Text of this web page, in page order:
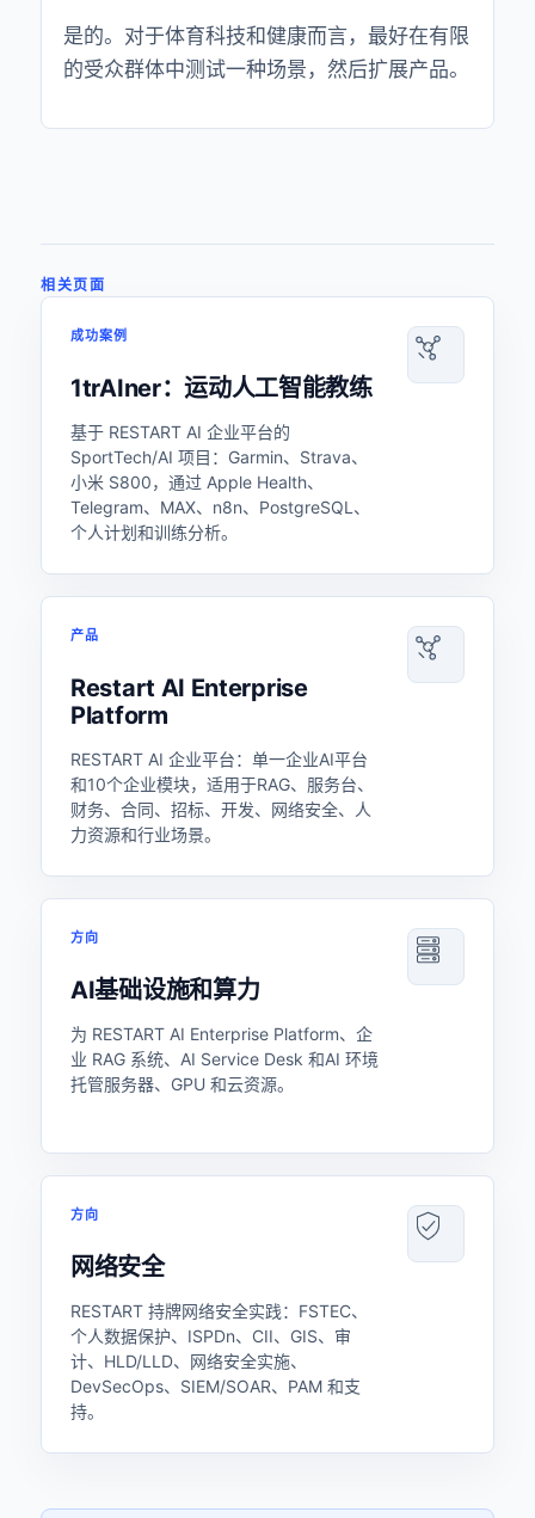
是的。对于体育科技和健康而言，最好在有限
的受众群体中测试一种场景，然后扩展产品。
相关页面
成功案例
1trAIner：运动人工智能教练
基于 RESTART AI 企业平台的
SportTech/AI 项目：Garmin、Strava、
小米 S800，通过 Apple Health、
Telegram、MAX、n8n、PostgreSQL、
个人计划和训练分析。
产品
Restart AI Enterprise
Platform
RESTART AI 企业平台：单一企业AI平台
和10个企业模块，适用于RAG、服务台、
财务、合同、招标、开发、网络安全、人
力资源和行业场景。
方向
AI基础设施和算力
为 RESTART AI Enterprise Platform、企
业 RAG 系统、AI Service Desk 和AI 环境
托管服务器、GPU 和云资源。
方向
网络安全
RESTART 持牌网络安全实践：FSTEC、
个人数据保护、ISPDn、CII、GIS、审
计、HLD/LLD、网络安全实施、
DevSecOps、SIEM/SOAR、PAM 和支
持。